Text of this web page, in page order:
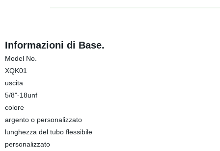
Informazioni di Base.
Model No.
XQK01
uscita
5/8"-18unf
colore
argento o personalizzato
lunghezza del tubo flessibile
personalizzato